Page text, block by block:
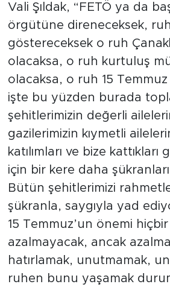
Vali Şıldak, “FETÖ ya da
örgütüne direneceksek,
göstereceksek o ruh
olacaksa, o ruh kurtuluş
olacaksa, o ruh 15
işte bu yüzden burada
şehitlerimizin değerli
gazilerimizin kıymetli
katılımları ve bize
için bir kere daha
Bütün şehitlerimizi
şükranla, saygıyla yad
15 Temmuz’un önemi
azalmayacak, ancak
hatırlamak, unutmamak,
ruhen bunu yaşamak